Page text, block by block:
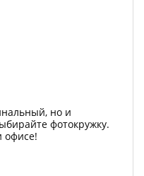
но и
фотокружку.
офисе!